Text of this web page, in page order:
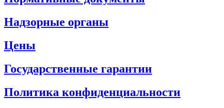
Надзорные органы
Цены
Государственные гарантии
Политика конфиденциальности